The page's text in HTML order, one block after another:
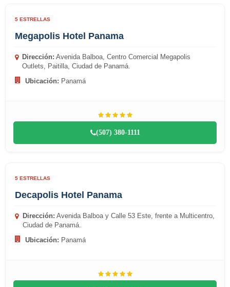
5 ESTRELLAS
Megapolis Hotel Panama
Dirección: Avenida Balboa, Centro Comercial Megapolis
Outlets, Paitilla, Ciudad de Panamá.
Ubicación: Panamá
(507) 380-1111
5 ESTRELLAS
Decapolis Hotel Panama
Dirección: Avenida Balboa y Calle 53 Este, frente a Multicentro,
Ciudad de Panamá.
Ubicación: Panamá